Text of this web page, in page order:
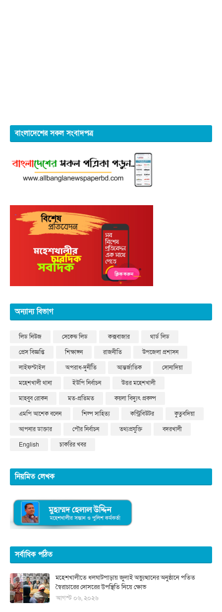
বাংলাদেশের সকল সংবাদপত্র
অন্যান্য বিভাগ
লিড নিউজ সেকেন্ড লিড কক্সবাজার
থার্ড লিড
প্রেস বিজ্ঞপ্তি
শিক্ষাঙ্গন রাজনীতি
উপজেলা প্রশাসন
লাইফস্টাইল
অপরাধ-দুর্নীতি আন্তর্জাতিক
সোনাদিয়া
মহেশখালী থানা
ইউপি নির্বাচন
উত্তর মহেশখালী
মাহবুব রোকন
মত-প্রতিমত
কয়লা বিদ্যুৎ প্রকল্প
এমপি আশেক বলেন
শিল্প সাহিত্য কন্ট্রিবিউটর
কুতুবদিয়া
আপনার ডাক্তার
পৌর নির্বাচন তথ্যপ্রযুক্তি
বদরখালী
English
চাকরির খবর
নিয়মিত লেখক
সর্বাধিক পঠিত
মহেশখালীতে ধলঘাটপাড়ায় জুলাই অভ্যুত্থানের অনুষ্ঠানে পতিত
স্বৈরাচারের দোসরের উপস্থিতি নিয়ে ক্ষোভ
আগস্ট ০৬, ২০২৬